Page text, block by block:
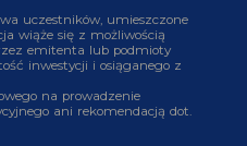
uczestników, umieszczone
wiąże się z możliwością
emitenta lub podmioty
inwestycji i osiąganego z
na prowadzenie
ani rekomendacją dot.